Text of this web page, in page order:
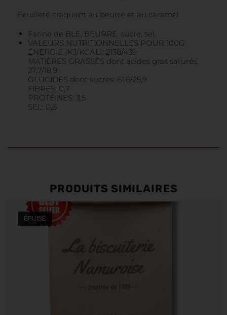
Feuilleté craquant au beurre et au caramel
Farine de BLE, BEURRE, sucre, sel.
VALEURS NUTRITIONNELLES POUR 100G:
ÉNERGIE (KJ/KCAL): 2138/439
MATIÈRES GRASSES dont acides gras saturés:
27,7/18,9
GLUCIDES dont sucres: 61,6/25,9
FIBRES: 0,7
PROTÉINES: 3,5
SEL: 0,6
PRODUITS SIMILAIRES
ÉPUISÉ